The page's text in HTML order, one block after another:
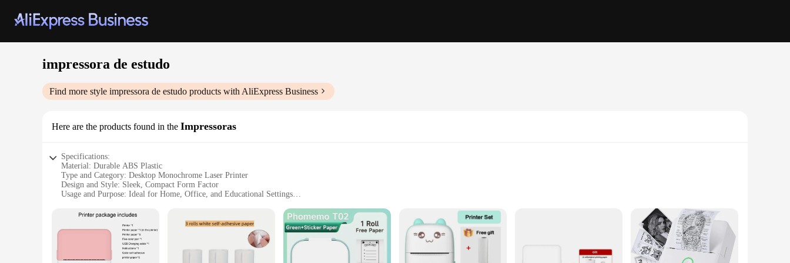
impressora de estudo
Find more style impressora de estudo products with AliExpress Business
Here are the products found in the Impressoras
Specifications:
Material: Durable ABS Plastic
Type and Category: Desktop Monochrome Laser Printer
Design and Style: Sleek, Compact Form Factor
Usage and Purpose: Ideal for Home, Office, and Educational Settings
Parts and Accessories: Includes Starter Toner Cartridge
Features:
**Efficient Performance for Every Task**